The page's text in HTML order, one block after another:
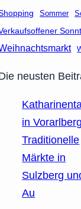
Sommer
neusten
in
Traditionelle
Märkte in
Sulzberg
Au